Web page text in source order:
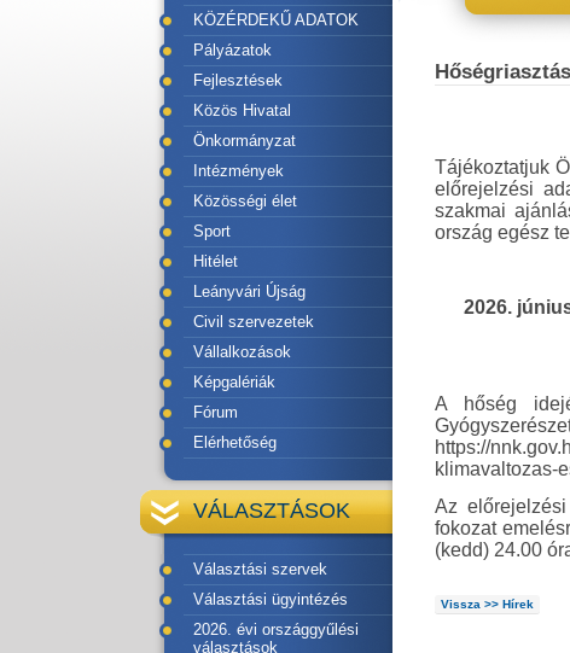
KÖZÉRDEKŰ ADATOK
Pályázatok
Fejlesztések
Közös Hivatal
Önkormányzat
Intézmények
Közösségi élet
Sport
Hitélet
Leányvári Újság
Civil szervezetek
Vállalkozások
Képgalériák
Fórum
Elérhetőség
VÁLASZTÁSOK
Választási szervek
Választási ügyintézés
2026. évi országgyűlési
választások
Hőségriasztás
Tájékoztatjuk
előrejelzési
szakmai
ország egész
2026.
A hőség
https://
klimavaltozas-
Az
fokozat
(kedd) 24.00
Vissza >> Hírek